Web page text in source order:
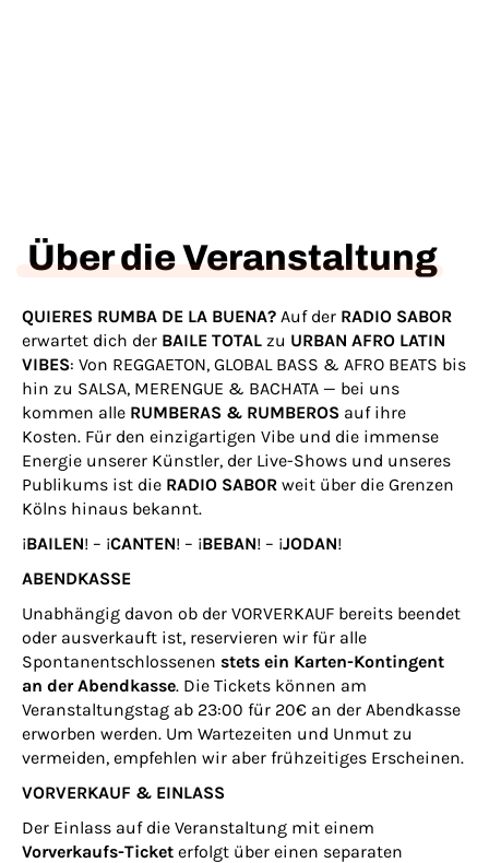
Über die Veranstaltung
QUIERES RUMBA DE LA BUENA? Auf der RADIO SABOR
erwartet dich der BAILE TOTAL zu URBAN AFRO LATIN
VIBES: Von REGGAETON, GLOBAL BASS & AFRO BEATS bis
hin zu SALSA, MERENGUE & BACHATA — bei uns
kommen alle RUMBERAS & RUMBEROS auf ihre
Kosten. Für den einzigartigen Vibe und die immense
Energie unserer Künstler, der Live-Shows und unseres
Publikums ist die RADIO SABOR weit über die Grenzen
Kölns hinaus bekannt.
¡BAILEN! – ¡CANTEN! – ¡BEBAN! – ¡JODAN!
ABENDKASSE
Unabhängig davon ob der VORVERKAUF bereits beendet
oder ausverkauft ist, reservieren wir für alle
Spontanentschlossenen stets ein Karten-Kontingent
an der Abendkasse. Die Tickets können am
Veranstaltungstag ab 23:00 für 20€ an der Abendkasse
erworben werden. Um Wartezeiten und Unmut zu
vermeiden, empfehlen wir aber frühzeitiges Erscheinen.
VORVERKAUF & EINLASS
Der Einlass auf die Veranstaltung mit einem
Vorverkaufs-Ticket erfolgt über einen separaten